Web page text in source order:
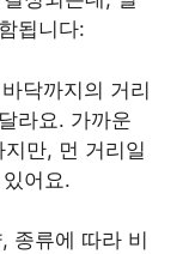
됩니다:
닥까지의 거리
라요. 가까운
만, 먼 거리일
어요.
종류에 따라 비